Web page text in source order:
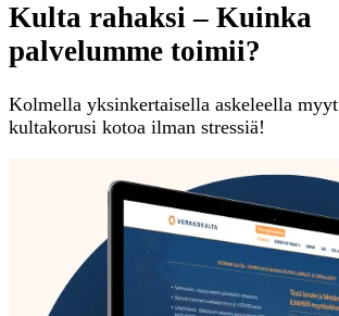
Kulta rahaksi – Kuinka
palvelumme toimii?
Kolmella yksinkertaisella askeleella myyt
kultakorusi kotoa ilman stressiä!